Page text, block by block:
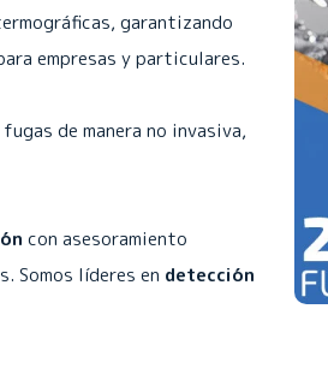
garantizando
empresas y particulares.
de manera no invasiva,
con asesoramiento
Somos líderes en detección